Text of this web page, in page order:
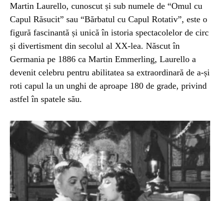
Martin Laurello, cunoscut și sub numele de “Omul cu
Capul Răsucit” sau “Bărbatul cu Capul Rotativ”, este o
figură fascinantă și unică în istoria spectacolelor de circ
și divertisment din secolul al XX-lea. Născut în
Germania pe 1886 ca Martin Emmerling, Laurello a
devenit celebru pentru abilitatea sa extraordinară de a-și
roti capul la un unghi de aproape 180 de grade, privind
astfel în spatele său.
STIRI 1 year ago
Barajul Trei Defileuri a Încetinit Rotația
Pământului: Mit sau Realitate?
BLOG 2 years ago
Seriale turcesti:Top 5 cele mai bune seriale
BLOG 2 years ago
Espressor paduri Senseo blocat?Afla cum îl
poti debloca
ȘTIINȚA 1 year ago
Ai simțit vreodată deja-vu? Află de ce se